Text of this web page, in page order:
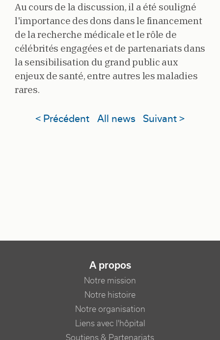
Au cours de la discussion, il a été souligné
l'importance des dons dans le financement
de la recherche médicale et le rôle de
célébrités engagées et de partenariats dans
la sensibilisation du grand public aux
enjeux de santé, entre autres les maladies
rares.
< Précédent All news Suivant >
NAVIGATION PRINCIPALE
A propos
Notre mission
Notre histoire
Notre organisation
Liens avec l'hôpital
Soutiens & Partenariats